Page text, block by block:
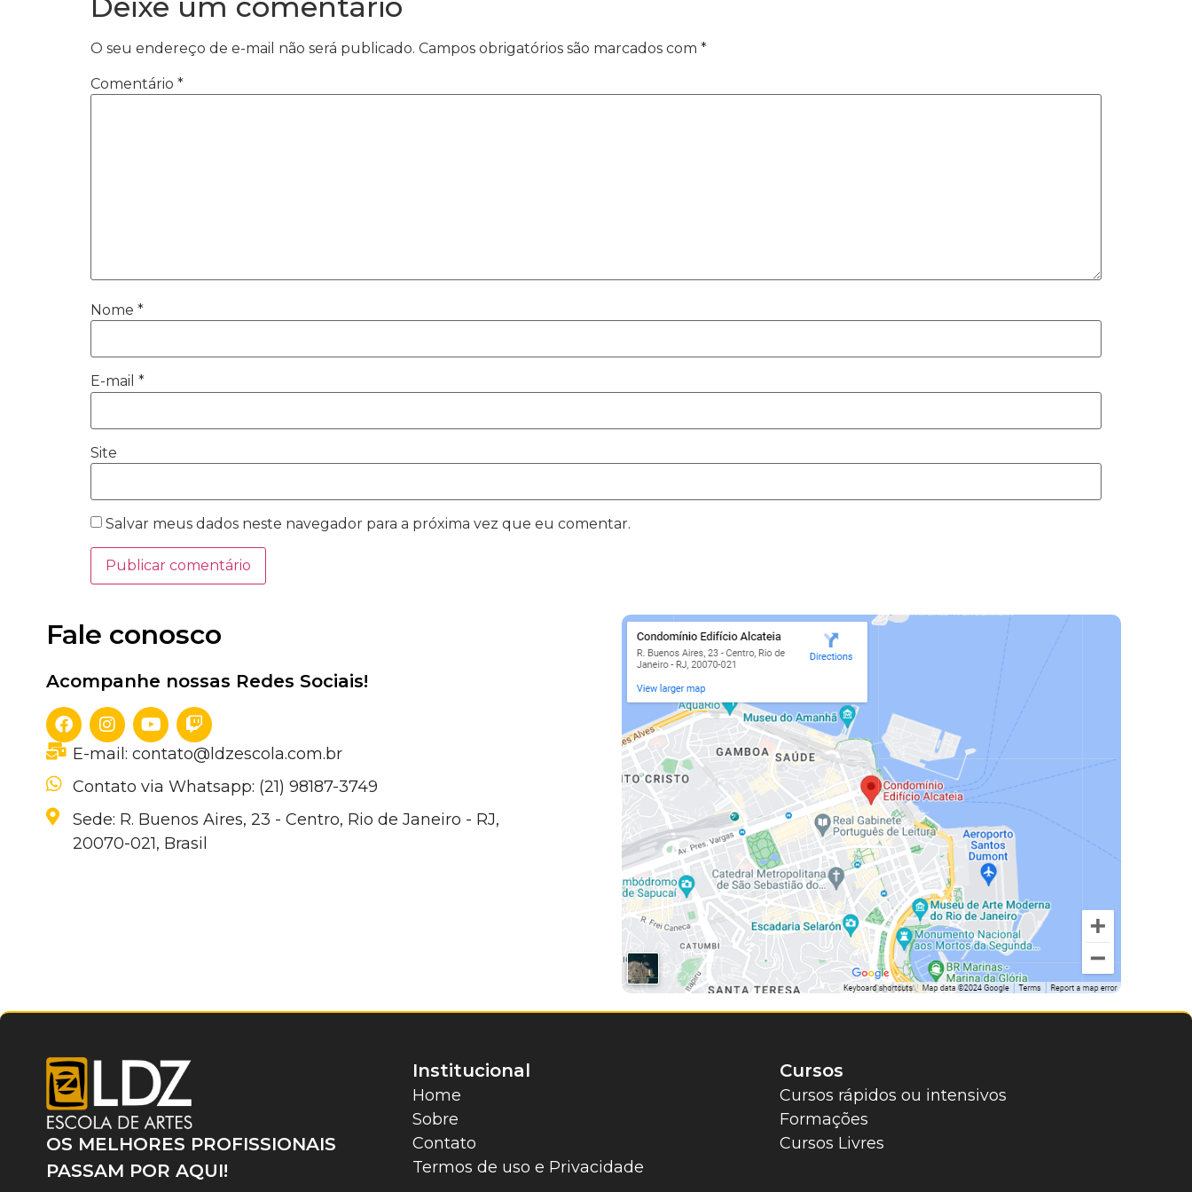
Deixe um comentário
O seu endereço de e-mail não será publicado. Campos obrigatórios são marcados com *
Comentário *
Nome *
E-mail *
Site
Salvar meus dados neste navegador para a próxima vez que eu comentar.
Fale conosco
Acompanhe nossas Redes Sociais!
E-mail: contato@ldzescola.com.br
Contato via Whatsapp: (21) 98187-3749
Sede: R. Buenos Aires, 23 - Centro, Rio de Janeiro - RJ,
20070-021, Brasil
OS MELHORES PROFISSIONAIS
PASSAM POR AQUI!
Institucional
Home
Sobre
Contato
Termos de uso e Privacidade
Cursos
Cursos rápidos ou intensivos
Formações
Cursos Livres